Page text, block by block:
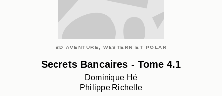
BD AVENTURE, WESTERN ET POLAR
Secrets Bancaires - Tome 4.1
Dominique Hé
Philippe Richelle